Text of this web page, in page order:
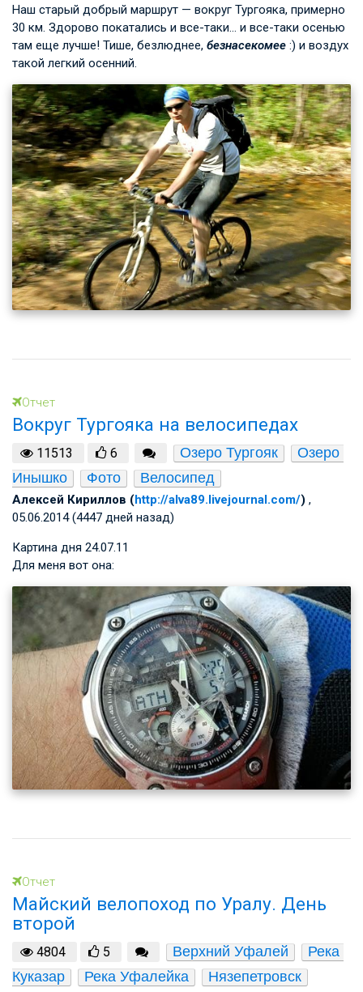
Наш старый добрый маршрут — вокруг Тургояка, примерно
30 км. Здорово покатались и все-таки… и все-таки осенью
там еще лучше! Тише, безлюднее, безнасекомее :) и воздух
такой легкий осенний.
Отчет
Вокруг Тургояка на велосипедах
11513 6 Озеро Тургояк
Озеро
Инышко
Фото Велосипед
Алексей Кириллов (http://alva89.livejournal.com/) ,
05.06.2014 (4447 дней назад)
Картина дня 24.07.11
Для меня вот она:
Отчет
Майский велопоход по Уралу. День
второй
4804 5 Верхний Уфалей
Река
Куказар
Река Уфалейка
Нязепетровск